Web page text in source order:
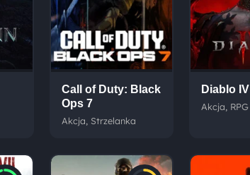
Call of Duty: Black
Ops 7
Akcja, Strzelanka
Diablo IV
Akcja, RPG